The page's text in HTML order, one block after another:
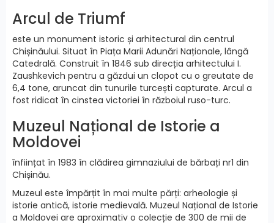
Arcul de Triumf
este un monument istoric și arhitectural din centrul
Chișinăului. Situat în Piața Marii Adunări Naționale, lângă
Catedrală. Construit în 1846 sub direcția arhitectului I.
Zaushkevich pentru a găzdui un clopot cu o greutate de
6,4 tone, aruncat din tunurile turcești capturate. Arcul a
fost ridicat în cinstea victoriei în războiul ruso-turc.
Muzeul Național de Istorie a
Moldovei
înființat în 1983 în clădirea gimnaziului de bărbați nr1 din
Chișinău.
Muzeul este împărțit în mai multe părți: arheologie și
istorie antică, istorie medievală. Muzeul Național de Istorie
a Moldovei are aproximativ o colecție de 300 de mii de